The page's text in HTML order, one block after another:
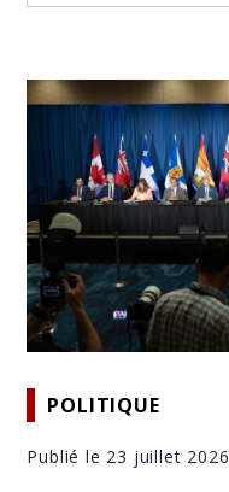
POLITIQUE
Publié le 23 juillet 2026